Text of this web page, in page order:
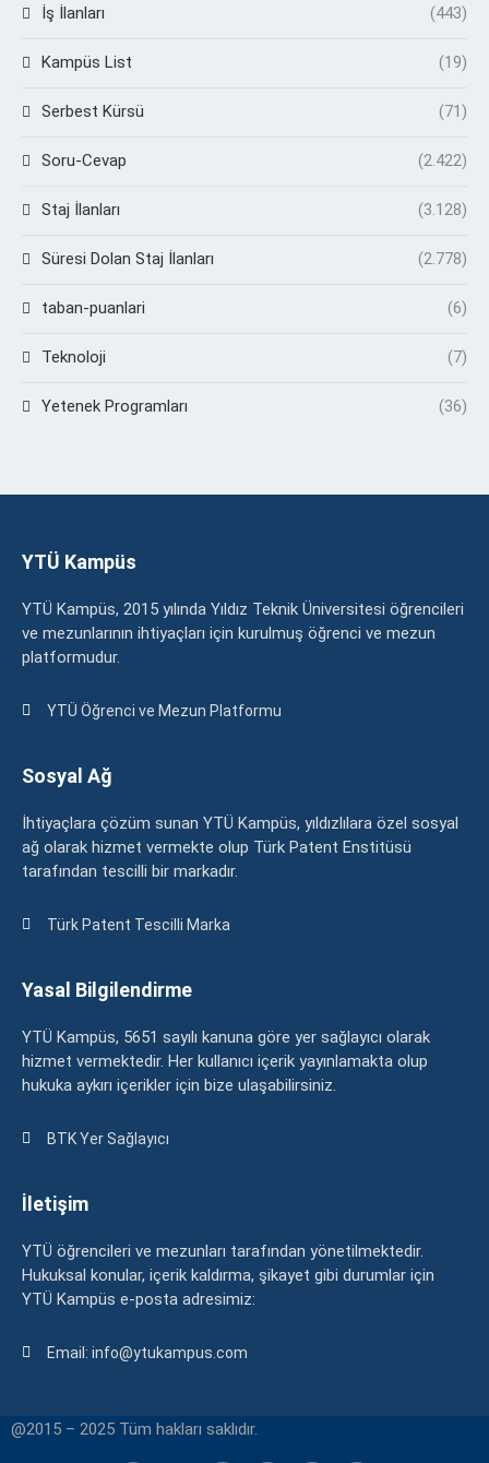
İş İlanları (443)
Kampüs List (19)
Serbest Kürsü (71)
Soru-Cevap (2.422)
Staj İlanları (3.128)
Süresi Dolan Staj İlanları (2.778)
taban-puanlari (6)
Teknoloji (7)
Yetenek Programları (36)
YTÜ Kampüs
YTÜ Kampüs, 2015 yılında Yıldız Teknik Üniversitesi öğrencileri
ve mezunlarının ihtiyaçları için kurulmuş öğrenci ve mezun
platformudur.
YTÜ Öğrenci ve Mezun Platformu
Sosyal Ağ
İhtiyaçlara çözüm sunan YTÜ Kampüs, yıldızlılara özel sosyal
ağ olarak hizmet vermekte olup Türk Patent Enstitüsü
tarafından tescilli bir markadır.
Türk Patent Tescilli Marka
Yasal Bilgilendirme
YTÜ Kampüs, 5651 sayılı kanuna göre yer sağlayıcı olarak
hizmet vermektedir. Her kullanıcı içerik yayınlamakta olup
hukuka aykırı içerikler için bize ulaşabilirsiniz.
BTK Yer Sağlayıcı
İletişim
YTÜ öğrencileri ve mezunları tarafından yönetilmektedir.
Hukuksal konular, içerik kaldırma, şikayet gibi durumlar için
YTÜ Kampüs e-posta adresimiz:
Email: info@ytukampus.com
@2015 – 2025 Tüm hakları saklıdır.